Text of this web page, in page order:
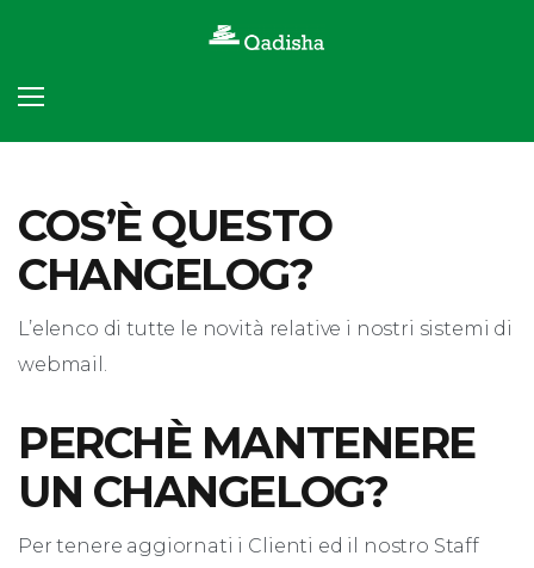
content
Webmail
-
Changelog
COS’È QUESTO
CHANGELOG?
L’elenco di tutte le novità relative i nostri sistemi di
webmail.
PERCHÈ MANTENERE
UN CHANGELOG?
Per tenere aggiornati i Clienti ed il nostro Staff